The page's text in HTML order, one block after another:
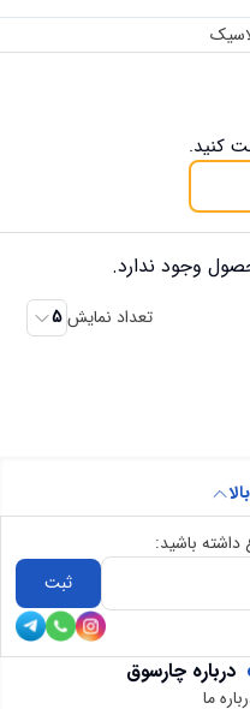
کنید.
وجود ندارد.
تعداد نمایش 5
درباره چارسوق
ما
داشته باشید:
ثبت